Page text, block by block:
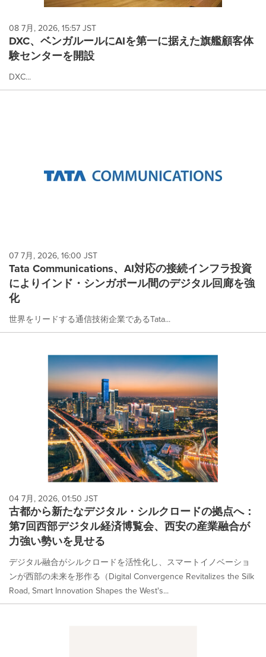
08 7月, 2026, 15:57 JST
DXC、ベンガルールにAIを第一に据えた旗艦顧客体
験センターを開設
DXC...
07 7月, 2026, 16:00 JST
Tata Communications、AI対応の接続インフラ投資
によりインド・シンガポール間のデジタル回廊を強
化
世界をリードする通信技術企業であるTata...
04 7月, 2026, 01:50 JST
古都から新たなデジタル・シルクロードの拠点へ：
第7回西部デジタル経済博覧会、西安の産業融合が
力強い勢いを見せる
デジタル融合がシルクロードを活性化し、スマートイノベーショ
ンが西部の未来を形作る（Digital Convergence Revitalizes the Silk
Road, Smart Innovation Shapes the West's...